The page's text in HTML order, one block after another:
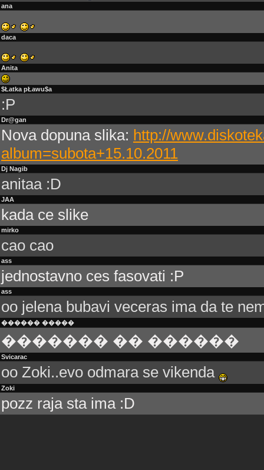
ana
daca
Anita
$Łatka pŁawu$a
:P
Dr@gan
Nova dopuna slika: http://
album=subota+15.10.2011
Dj Nagib
anitaa :D
JAA
kada ce slike
mirko
cao cao
ass
jednostavno ces fasovati :P
ass
oo jelena bubavi veceras ima da te
������ �����
������� �� ������
Svicarac
oo Zoki..evo odmara se vikenda
Zoki
pozz raja sta ima :D